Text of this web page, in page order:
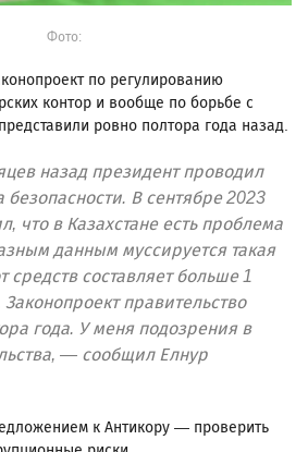
Фото:
по регулированию
контор и вообще по борьбе с
ровно полтора года назад.
назад президент проводил
безопасности. В сентябре 2023
что в Казахстане есть проблема
данным муссируется такая
средств составляет больше 1
правительство
года. У меня подозрения в
— сообщил Елнур
к Антикору — проверить